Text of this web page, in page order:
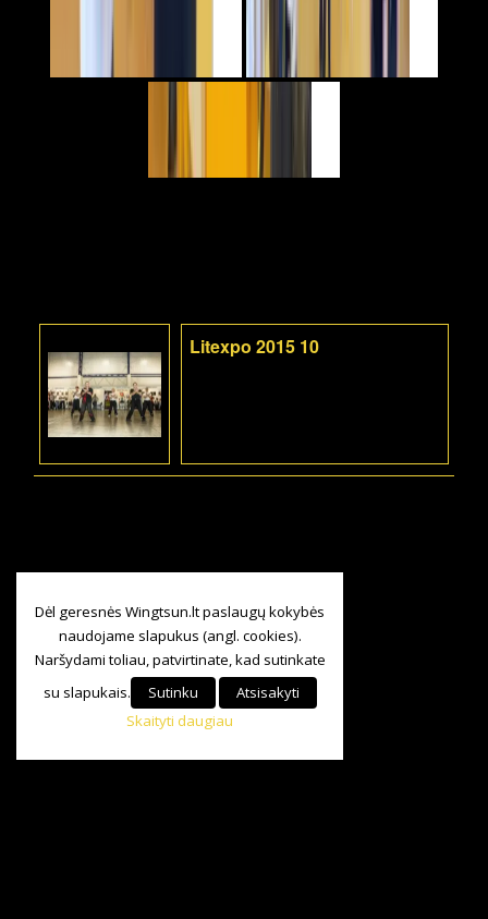
Litexpo 2015 10
Dėl geresnės Wingtsun.lt paslaugų kokybės
naudojame slapukus (angl. cookies).
Naršydami toliau, patvirtinate, kad sutinkate
su slapukais.
Sutinku
Atsisakyti
Skaityti daugiau